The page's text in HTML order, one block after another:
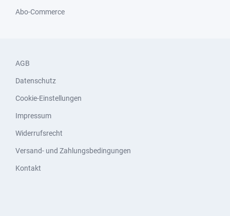
Abo-Commerce
AGB
Datenschutz
Cookie-Einstellungen
Impressum
Widerrufsrecht
Versand- und Zahlungsbedingungen
Kontakt